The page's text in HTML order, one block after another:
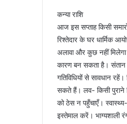
कन्या राशि
आज इस सप्ताह किसी
रिश्तेदार के घर धार्मिक
अलावा और कुछ नहीं
कारण बन सकता है। संतान
गतिविधियों से सावधान
सकते हैं। लव- किसी पुराने
को ठेस न पहुँचाएँ।
इस्तेमाल करें।